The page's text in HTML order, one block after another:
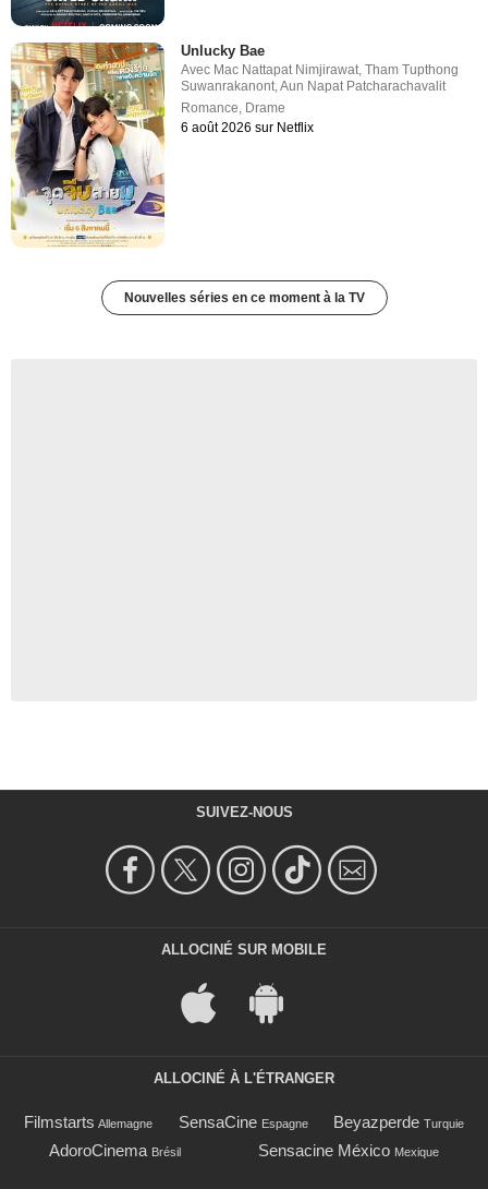
Unlucky Bae
Avec Mac Nattapat Nimjirawat ,Tham Tupthong
Suwanrakanont ,Aun Napat Patcharachavalit
Romance Drame
6 août 2026 sur Netflix
Nouvelles séries en ce moment à la TV
SUIVEZ-NOUS
ALLOCINÉ SUR MOBILE
ALLOCINÉ À L'ÉTRANGER
Filmstarts Allemagne SensaCine Espagne Beyazperde Turquie
AdoroCinema Brésil Sensacine México Mexique